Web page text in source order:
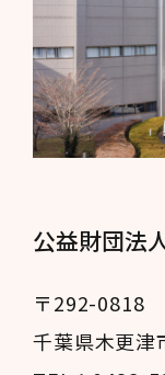
公益財団法
〒292-0818
千葉県木更